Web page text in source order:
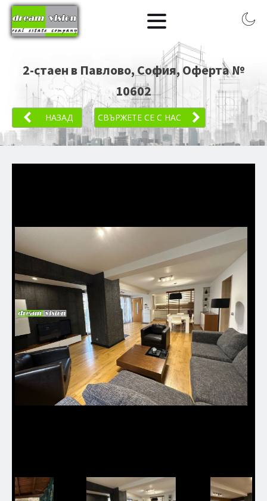
2-стаен в Павлово, София, Оферта №
10602
НАЗАД СВЪРЖЕТЕ СЕ С НАС